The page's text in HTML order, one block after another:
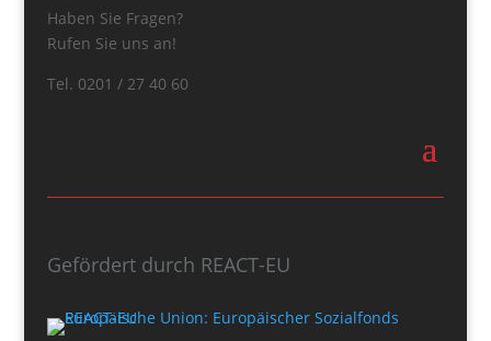
Haben Sie Fragen?
Rufen Sie uns an!
Tel. 0201 / 27 40 60
Gefördert durch REACT-EU